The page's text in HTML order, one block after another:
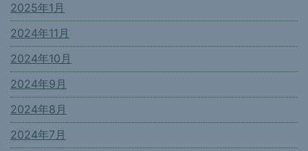
2025年1月
2024年11月
2024年10月
2024年9月
2024年8月
2024年7月